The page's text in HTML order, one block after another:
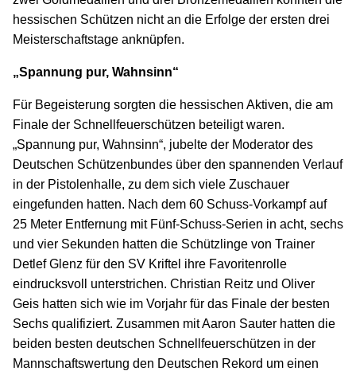
hessischen Schützen nicht an die Erfolge der ersten drei
Meisterschaftstage anknüpfen.
„Spannung pur, Wahnsinn“
Für Begeisterung sorgten die hessischen Aktiven, die am
Finale der Schnellfeuerschützen beteiligt waren.
„Spannung pur, Wahnsinn“, jubelte der Moderator des
Deutschen Schützenbundes über den spannenden Verlauf
in der Pistolenhalle, zu dem sich viele Zuschauer
eingefunden hatten. Nach dem 60 Schuss-Vorkampf auf
25 Meter Entfernung mit Fünf-Schuss-Serien in acht, sechs
und vier Sekunden hatten die Schützlinge von Trainer
Detlef Glenz für den SV Kriftel ihre Favoritenrolle
eindrucksvoll unterstrichen. Christian Reitz und Oliver
Geis hatten sich wie im Vorjahr für das Finale der besten
Sechs qualifiziert. Zusammen mit Aaron Sauter hatten die
beiden besten deutschen Schnellfeuerschützen in der
Mannschaftswertung den Deutschen Rekord um einen